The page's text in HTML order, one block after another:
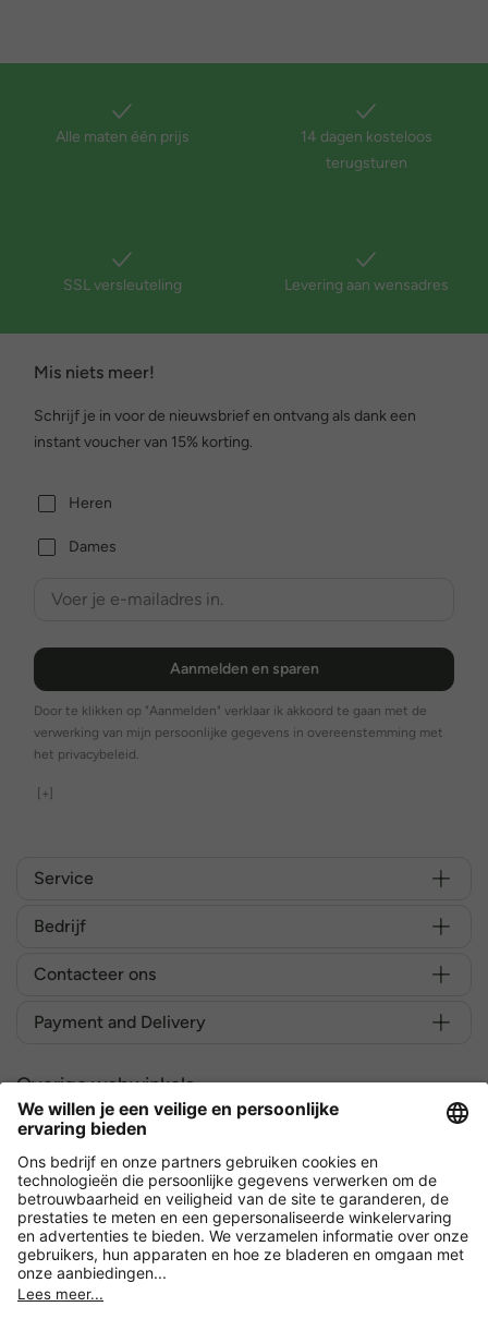
Alle maten één prijs
14 dagen kosteloos
terugsturen
SSL versleuteling Levering aan wensadres
Mis niets meer!
Schrijf je in voor de nieuwsbrief en ontvang als dank een
instant voucher van 15% korting.
Heren
Dames
Aanmelden en sparen
Door te klikken op "Aanmelden" verklaar ik akkoord te gaan met de
verwerking van mijn persoonlijke gegevens in overeenstemming met
het privacybeleid.
[+]
Service
Bedrijf
Contacteer ons
Payment and Delivery
Overige webwinkels
België
Versleuteling met